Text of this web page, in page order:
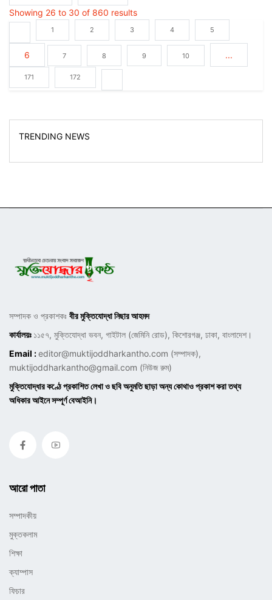
Showing 26 to 30 of 860 results
1 2 3 4 5
6 7 8 9 10 ...
171 172
TRENDING NEWS
সম্পাদক ও প্রকাশকঃ বীর মুক্তিযোদ্ধা নিছার আহমদ
কার্যালয়ঃ ১১৫৭, মুক্তিযোদ্ধা ভবন, গাইটাল (জেমিনি রোড), কিশোরগঞ্জ, ঢাকা, বাংলাদেশ।
Email :editor@muktijoddharkantho.com (সম্পাদক),
muktijoddharkantho@gmail.com (নিউজ রুম)
মুক্তিযোদ্ধার কণ্ঠে প্রকাশিত লেখা ও ছবি অনুমতি ছাড়া অন্য কোথাও প্রকাশ করা তথ্য
অধিকার আইনে সম্পূর্ণ বেআইনি।
আরো পাতা
সম্পাদকীয়
মুক্তকলাম
শিক্ষা
ক্যাম্পাস
ফিচার